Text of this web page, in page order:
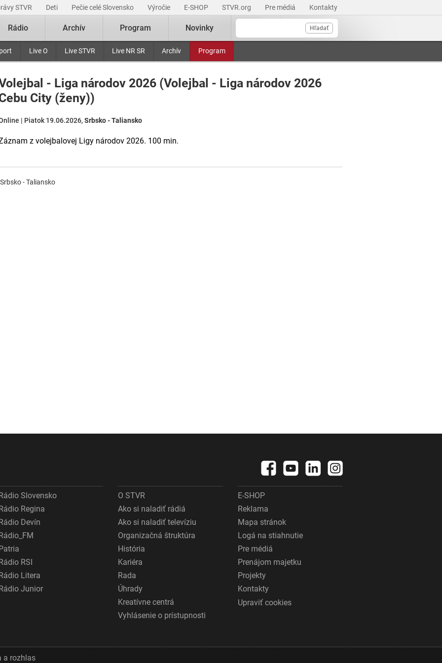
STVR Deti Pečie celé Slovensko Výročie E-SHOP STVR.org Pre médiá Kontakty
Hľadať
Live O Live STVR Live NR SR Archív Program
Rádio Archív Program Novinky
- Liga národov 2026 (Volejbal - Liga národov 2026
City (ženy))
| Piatok 19.06.2026,Srbsko - Taliansko
z volejbalovej Ligy národov 2026. 100 min.
Srbsko - Taliansko
Slovensko
Regina
Devín
RSI
Litera
Junior
O STVR
Ako si naladiť rádiá
Ako si naladiť televíziu
Organizačná štruktúra
História
Kariéra
Rada
Úhrady
Kreatívne centrá
Vyhlásenie o prístupnosti
E-SHOP
Reklama
Mapa stránok
Logá na stiahnutie
Pre médiá
Prenájom majetku
Projekty
Kontakty
Upraviť cookies
a rozhlas